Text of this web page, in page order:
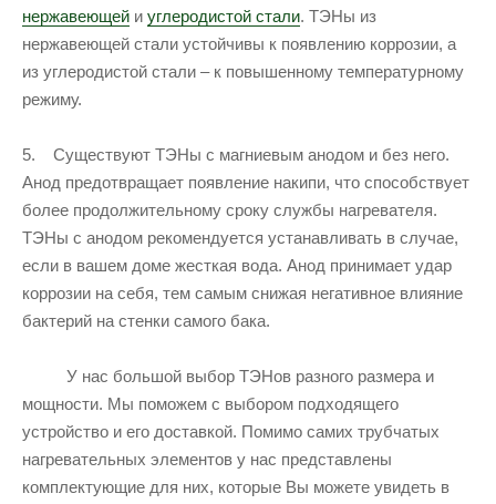
нержавеющей и углеродистой стали. ТЭНы из
нержавеющей стали устойчивы к появлению коррозии, а
из углеродистой стали – к повышенному температурному
режиму.
5. Существуют ТЭНы с магниевым анодом и без него.
Анод предотвращает появление накипи, что способствует
более продолжительному сроку службы нагревателя.
ТЭНы с анодом рекомендуется устанавливать в случае,
если в вашем доме жесткая вода. Анод принимает удар
коррозии на себя, тем самым снижая негативное влияние
бактерий на стенки самого бака.
У нас большой выбор ТЭНов разного размера и
мощности. Мы поможем с выбором подходящего
устройство и его доставкой. Помимо самих трубчатых
нагревательных элементов у нас представлены
комплектующие для них, которые Вы можете увидеть в